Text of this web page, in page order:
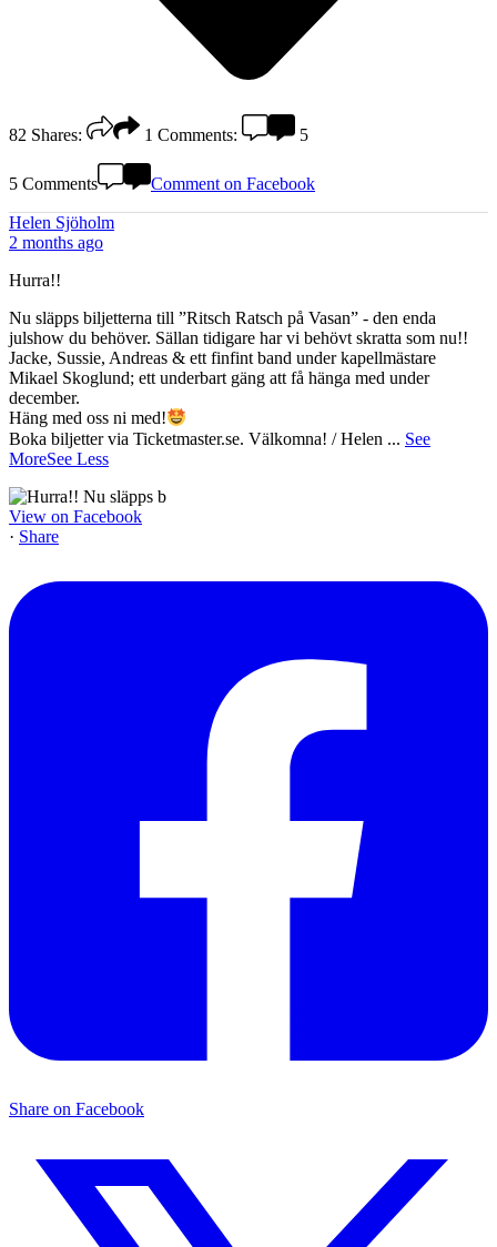
82 Shares: 1 Comments: 5
5 Comments Comment on Facebook
Helen Sjöholm
2 months ago
Hurra!!
Nu släpps biljetterna till ”Ritsch Ratsch på Vasan” - den enda
julshow du behöver. Sällan tidigare har vi behövt skratta som nu!!
Jacke, Sussie, Andreas & ett finfint band under kapellmästare
Mikael Skoglund; ett underbart gäng att få hänga med under
december.
Häng med oss ni med!
Boka biljetter via Ticketmaster.se. Välkomna! / Helen ... See
MoreSee Less
View on Facebook
· Share
Share on Facebook